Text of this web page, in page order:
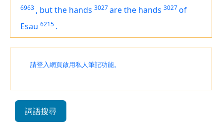
6963 , but the hands 3027arethe hands 3027of
Esau 6215 .
請登入網頁啟用私人筆記功能。
詞語搜尋